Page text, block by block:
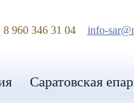
8 960 346 31 04 info-
Саратовская